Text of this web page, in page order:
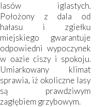
lasów iglastych.
Położony z dala od
hałasu i zgiełku
miejskiego gwarantuje
odpowiedni wypoczynek
w oazie ciszy i spokoju.
Umiarkowany klimat
sprawia, iż okoliczne lasy
są prawdziwym
zagłębiem grzybowym.